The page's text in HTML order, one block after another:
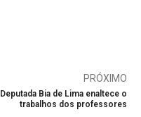
PRÓXIMO
Deputada Bia de Lima enaltece o
trabalhos dos professores